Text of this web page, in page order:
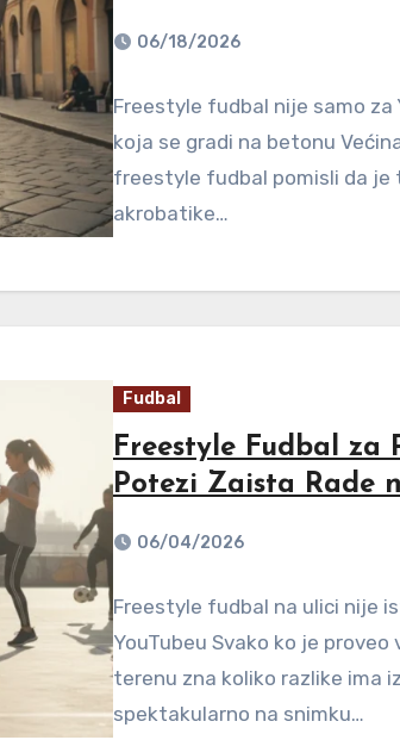
06/18/2026
Freestyle fudbal nije samo
koja se gradi na betonu
freestyle fudbal pomisli da je
akrobatike…
Fudbal
Freestyle Fudbal za
Potezi Zaista Rade
06/04/2026
Freestyle fudbal na ulici nije
YouTubeu Svako ko je
terenu zna koliko razlike ima
spektakularno na snimku…